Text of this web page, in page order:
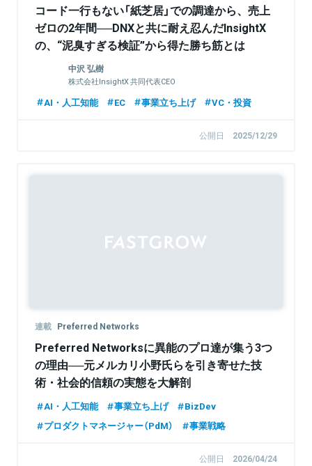
コード一行もない「紙芝居」での調達から、売上
ゼロの2年間──DNXと共に耐え忍んだInsightX
の、“泥臭すぎる検証”から得た勝ち筋とは
中沢 弘樹
株式会社InsightX 共同代表CEO
AI・人工知能 EC 事業立ち上げ VC・投資
公開日 2025/12/29
連載 Preferred Networks
Preferred Networksに異能のプロ達が集う3つ
の理由──元メルカリ小野氏らを引き寄せた技
術・社会的信頼の実態を大解剖
AI・人工知能 事業立ち上げ
BizDev
プロダクトマネージャー（PdM）
事業戦略
公開日 2026/04/24